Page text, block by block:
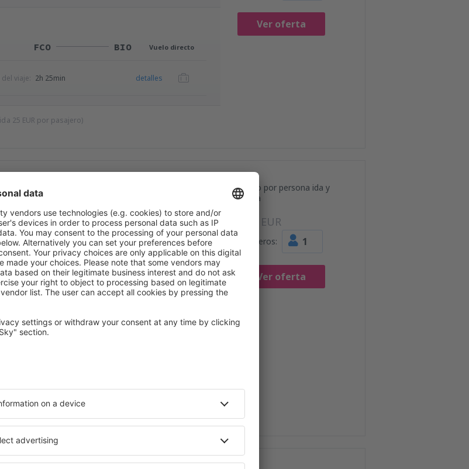
Ver oferta
FCO BIO Vuelo directo
viaje: 2h 25min detalles
25 EUR por pasajero)
Precio por persona ida y
vuelta
EUR
Pasajeros: 1
Ver oferta
viaje: 2h 20min detalles
FCO BIO 1 escala
viaje: 5h 10min
31EURpor pasajero)